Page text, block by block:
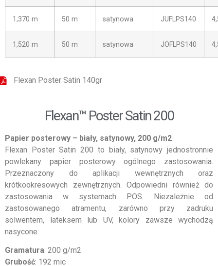
1,370 m 50 m satynowa JUFLPS140
1,520 m 50 m satynowa JOFLPS140
Flexan Poster Satin 140gr
Flexan™ Poster Satin 200
Papier posterowy – biały, satynowy, 200 g/m2
Flexan Poster Satin 200 to biały, satynowy jednostronnie
powlekany papier posterowy ogólnego zastosowania.
Przeznaczony do aplikacji wewnętrznych oraz
krótkookresowych zewnętrznych. Odpowiedni również do
zastosowania w systemach POS. Niezależnie od
zastosowanego atramentu, zarówno przy zadruku
solwentem, lateksem lub UV, kolory zawsze wychodzą
nasycone.
Gramatura: 200 g/m2
Grubość: 192 mic